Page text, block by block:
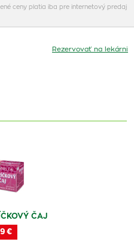
ceny platia iba pre internetový predaj
Rezervovať na lekárni
ČAJ
€